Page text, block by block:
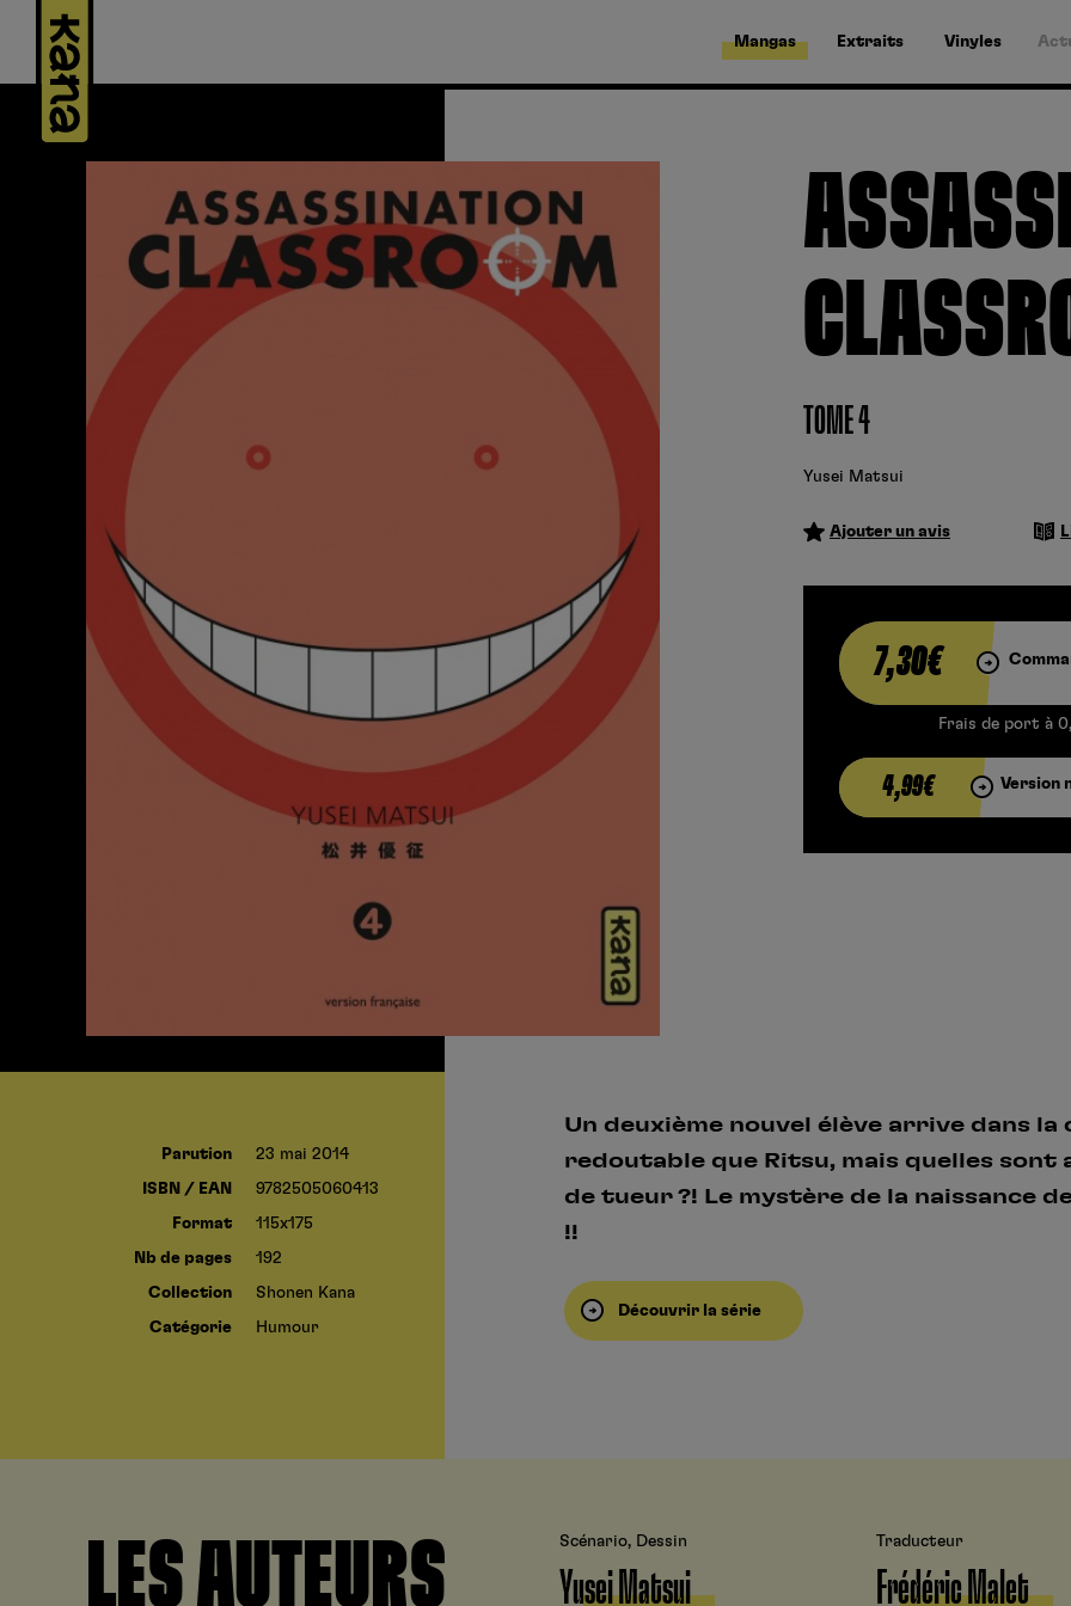
Mangas Extraits Vinyles
TOME 4
Yusei Matsui
Ajouter un avis
7,30€
Frais de port à
4,99€ Version
Parution 23 mai 2014
ISBN / EAN 9782505060413
Format 115x175
Nb de pages 192
Collection Shonen Kana
Catégorie Humour
Un deuxième nouvel élève arrive dans la
redoutable que Ritsu, mais quelles
de tueur ?! Le mystère de la naissance
!!
Découvrir la série
LES AUTEURS Scénario, Dessin
Yusei Matsui
Traducteur
Frédéric Malet
Panneau de gestion des cookies